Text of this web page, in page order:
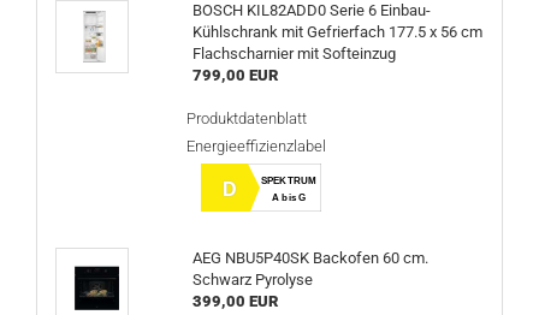
BOSCH KIL82ADD0 Serie 6 Einbau-
Kühlschrank mit Gefrierfach 177.5 x 56 cm
Flachscharnier mit Softeinzug
799,00 EUR
Produktdatenblatt
Energieeffizienzlabel
D
SPEKTRUM
A bis G
AEG NBU5P40SK Backofen 60 cm.
Schwarz Pyrolyse
399,00 EUR